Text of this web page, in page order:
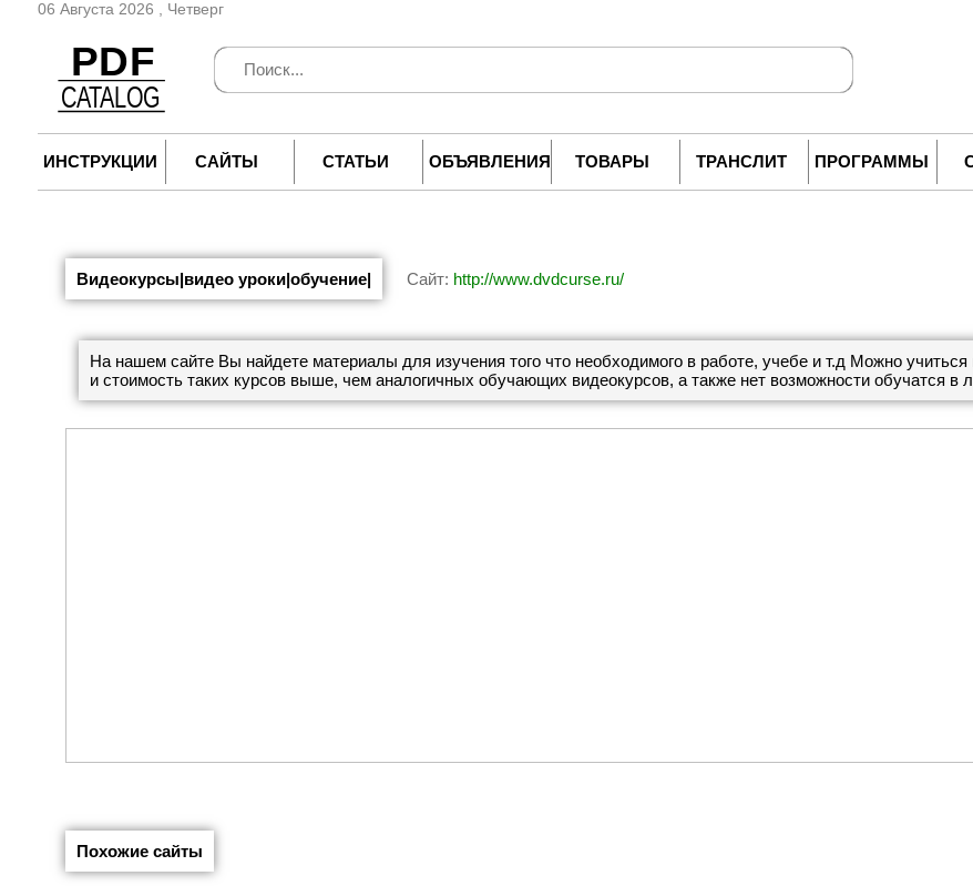
06 Августа 2026 , Четверг
ИНСТРУКЦИИ САЙТЫ СТАТЬИ ОБЪЯВЛЕНИЯ ТОВАРЫ ТРАНСЛИТ ПРОГРАММЫ
Видеокурсы|видео уроки|обучение| Сайт: http://www.dvdcurse.ru/
На нашем сайте Вы найдете материалы для изучения того что необходимого в работе, учебе и т.д Можно
и стоимость таких курсов выше, чем аналогичных обучающих видеокурсов, а также нет возможности обучатся
Похожие сайты